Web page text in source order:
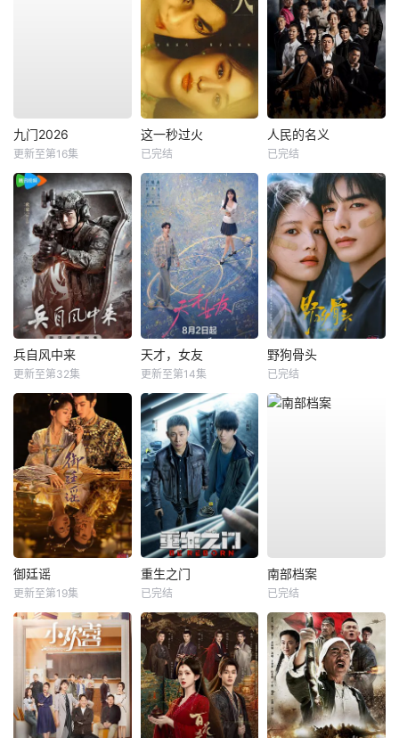
九门2026
更新至第16集
这一秒过火
已完结
人民的名义
已完结
兵自风中来
更新至第32集
天才，女友
更新至第14集
野狗骨头
已完结
御廷谣
更新至第19集
重生之门
已完结
南部档案
已完结